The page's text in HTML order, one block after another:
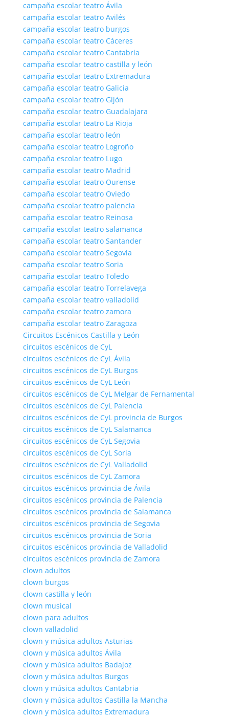
campaña escolar teatro Ávila
campaña escolar teatro Avilés
campaña escolar teatro burgos
campaña escolar teatro Cáceres
campaña escolar teatro Cantabria
campaña escolar teatro castilla y león
campaña escolar teatro Extremadura
campaña escolar teatro Galicia
campaña escolar teatro Gijón
campaña escolar teatro Guadalajara
campaña escolar teatro La Rioja
campaña escolar teatro león
campaña escolar teatro Logroño
campaña escolar teatro Lugo
campaña escolar teatro Madrid
campaña escolar teatro Ourense
campaña escolar teatro Oviedo
campaña escolar teatro palencia
campaña escolar teatro Reinosa
campaña escolar teatro salamanca
campaña escolar teatro Santander
campaña escolar teatro Segovia
campaña escolar teatro Soria
campaña escolar teatro Toledo
campaña escolar teatro Torrelavega
campaña escolar teatro valladolid
campaña escolar teatro zamora
campaña escolar teatro Zaragoza
Circuitos Escénicos Castilla y León
circuitos escénicos de CyL
circuitos escénicos de CyL Ávila
circuitos escénicos de CyL Burgos
circuitos escénicos de CyL León
circuitos escénicos de CyL Melgar de Fernamental
circuitos escénicos de CyL Palencia
circuitos escénicos de CyL provincia de Burgos
circuitos escénicos de CyL Salamanca
circuitos escénicos de CyL Segovia
circuitos escénicos de CyL Soria
circuitos escénicos de CyL Valladolid
circuitos escénicos de CyL Zamora
circuitos escénicos provincia de Ávila
circuitos escénicos provincia de Palencia
circuitos escénicos provincia de Salamanca
circuitos escénicos provincia de Segovia
circuitos escénicos provincia de Soria
circuitos escénicos provincia de Valladolid
circuitos escénicos provincia de Zamora
clown adultos
clown burgos
clown castilla y león
clown musical
clown para adultos
clown valladolid
clown y música adultos Asturias
clown y música adultos Ávila
clown y música adultos Badajoz
clown y música adultos Burgos
clown y música adultos Cantabria
clown y música adultos Castilla la Mancha
clown y música adultos Extremadura